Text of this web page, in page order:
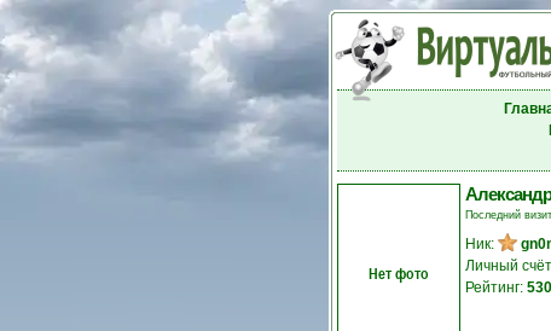
Нет фото
Последний
Ник:
Личный
Рейтинг: 530